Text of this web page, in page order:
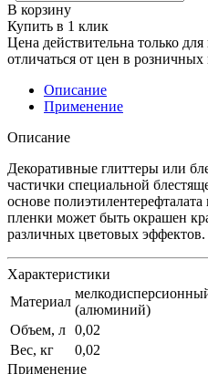
В корзину
Купить в 1 клик
Цена действительна только
отличаться от цен в розничных
Описание
Применение
Описание
Декоративные глиттеры или
частички специальной
основе
пленки может быть окрашен
различных цветовых эффектов.
Характеристики
Материал
(алюминий)
Объем, л 0,02
Вес, кг
0,02
Применение